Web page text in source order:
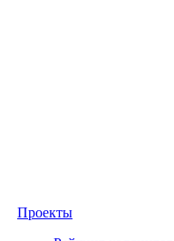
Проекты